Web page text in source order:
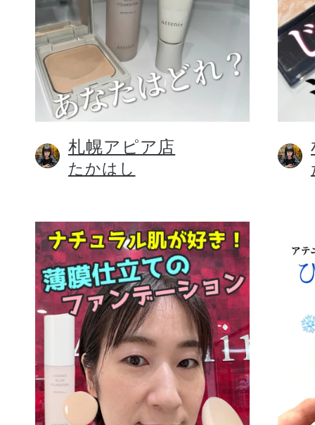
メイクアップ
健康食品／サプ
ファッション
ギフト
札幌アピア店
たかはし